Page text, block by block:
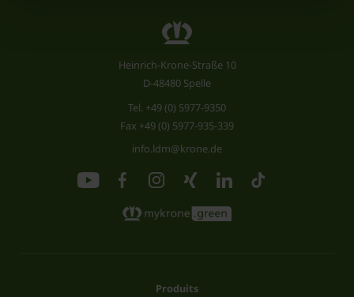
Heinrich-Krone-Straße 10
D-48480 Spelle
Tel. +49 (0) 5977-9350
Fax +49 (0) 5977-935-339
info.ldm@krone.de
Produits